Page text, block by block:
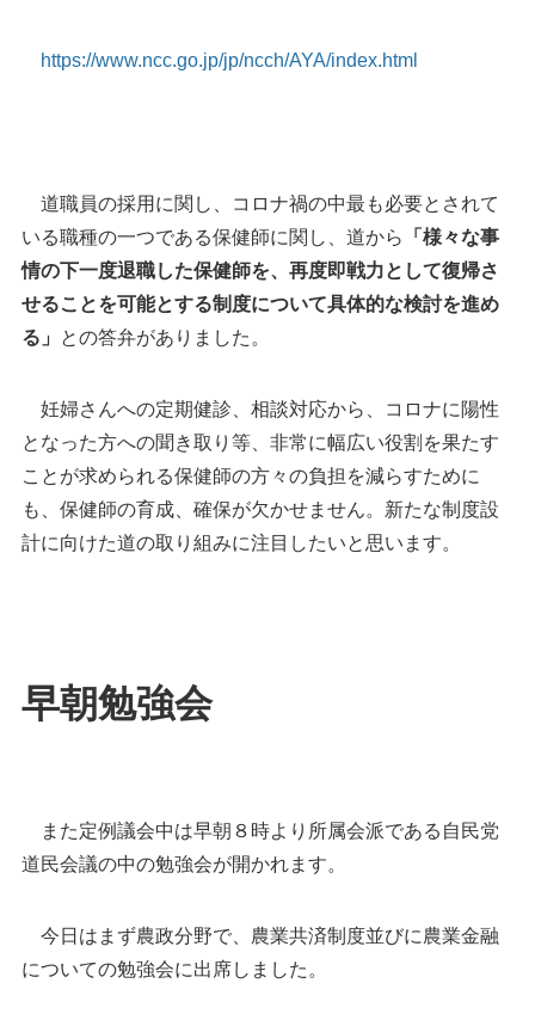
https://www.ncc.go.jp/jp/ncch/AYA/index.html
道職員の採用に関し、コロナ禍の中最も必要とされて
いる職種の一つである保健師に関し、道から
「様々な事
情の下一度退職した保健師を、再度即戦力として復帰さ
せることを可能とする制度について具体的な検討を進め
る」
との答弁がありました。
妊婦さんへの定期健診、相談対応から、コロナに陽性
となった方への聞き取り等、非常に幅広い役割を果たす
ことが求められる保健師の方々の負担を減らすために
も、保健師の育成、確保が欠かせません。新たな制度設
計に向けた道の取り組みに注目したいと思います。
早朝勉強会
また定例議会中は早朝８時より所属会派である自民党
道民会議の中の勉強会が開かれます。
今日はまず農政分野で、農業共済制度並びに農業金融
についての勉強会に出席しました。